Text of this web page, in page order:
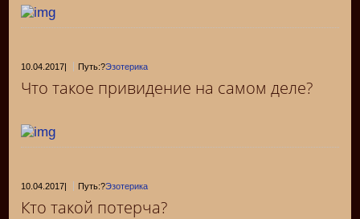
10.04.2017 Путь:?Эзотерика
Что такое привидение на самом деле?
10.04.2017 Путь:?Эзотерика
Кто такой потерча?